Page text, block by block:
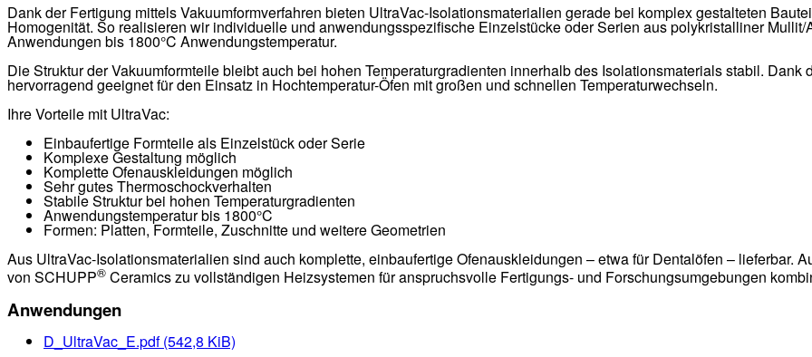
Dank der Fertigung mittels Vakuumformverfahren bieten UltraVac-Isolationsmaterialien gerade bei komplex gestalteten
Homogenität. So realisieren wir individuelle und anwendungsspezifische Einzelstücke oder Serien aus polykristalliner
Anwendungen bis 1800°C Anwendungstemperatur.
Die Struktur der Vakuumformteile bleibt auch bei hohen Temperaturgradienten innerhalb des Isolationsmaterials stabil.
hervorragend geeignet für den Einsatz in Hochtemperatur-Öfen mit großen und schnellen Temperaturwechseln.
Ihre Vorteile mit UltraVac:
Einbaufertige Formteile als Einzelstück oder Serie
Komplexe Gestaltung möglich
Komplette Ofenauskleidungen möglich
Sehr gutes Thermoschockverhalten
Stabile Struktur bei hohen Temperaturgradienten
Anwendungstemperatur bis 1800°C
Formen: Platten, Formteile, Zuschnitte und weitere Geometrien
Aus UltraVac-Isolationsmaterialien sind auch komplette, einbaufertige Ofenauskleidungen – etwa für Dentalöfen – lieferbar.
von SCHUPP® Ceramics zu vollständigen Heizsystemen für anspruchsvolle Fertigungs- und Forschungsumgebungen
Anwendungen
D_UltraVac_E.pdf(542,8 KiB)